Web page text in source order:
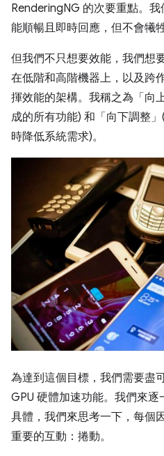
RenderingNG 的次要重點。
能順暢且即時回應，但不會犧
但我們不只想要效能，我們想
在低階和高階機器上，以及跨
揮效能的架構。我稱之為「向
成的所有功能) 和「向下調整
時降低系統需求)。
為達到這個目標，我們需要盡
GPU 硬體加速功能。我們來
具體，我們來思考一下，每個
重要的互動：捲動。